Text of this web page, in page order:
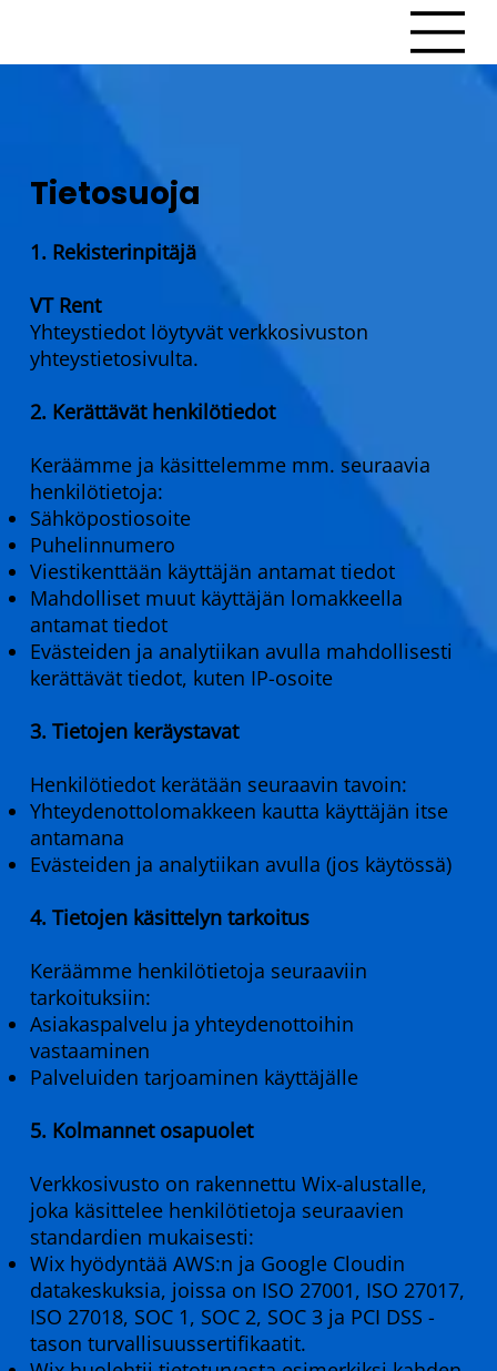
Tietosuoja
1. Rekisterinpitäjä
VT Rent
Yhteystiedot löytyvät verkkosivuston
yhteystietosivulta.
2. Kerättävät henkilötiedot
Keräämme ja käsittelemme mm. seuraavia
henkilötietoja:
Sähköpostiosoite
Puhelinnumero
Viestikenttään käyttäjän antamat tiedot
Mahdolliset muut käyttäjän lomakkeella
antamat tiedot
Evästeiden ja analytiikan avulla mahdollisesti
kerättävät tiedot, kuten IP-osoite
3. Tietojen keräystavat
Henkilötiedot kerätään seuraavin tavoin:
Yhteydenottolomakkeen kautta käyttäjän itse
antamana
Evästeiden ja analytiikan avulla (jos käytössä)
4. Tietojen käsittelyn tarkoitus
Keräämme henkilötietoja seuraaviin
tarkoituksiin:
Asiakaspalvelu ja yhteydenottoihin
vastaaminen
Palveluiden tarjoaminen käyttäjälle
5. Kolmannet osapuolet
Verkkosivusto on rakennettu Wix-alustalle,
joka käsittelee henkilötietoja seuraavien
standardien mukaisesti:
Wix hyödyntää AWS:n ja Google Cloudin
datakeskuksia, joissa on ISO 27001, ISO 27017,
ISO 27018, SOC 1, SOC 2, SOC 3 ja PCI DSS -
tason turvallisuussertifikaatit.